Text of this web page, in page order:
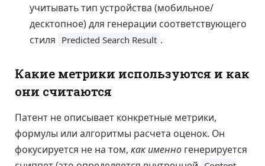
учитывать тип устройства (мобильное/
десктопное) для генерации соответствующего
стиля Predicted Search Result .
Какие метрики используются и как
они считаются
Патент не описывает конкретные метрики,
формулы или алгоритмы расчета оценок. Он
фокусируется не на том, как именно генерируется